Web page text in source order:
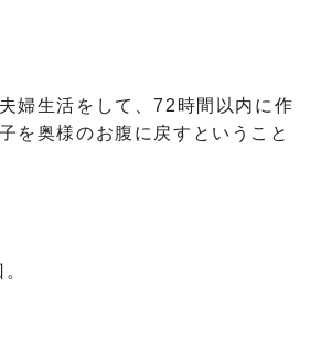
婦生活をして、72時間以内に作
を奥様のお腹に戻すということ